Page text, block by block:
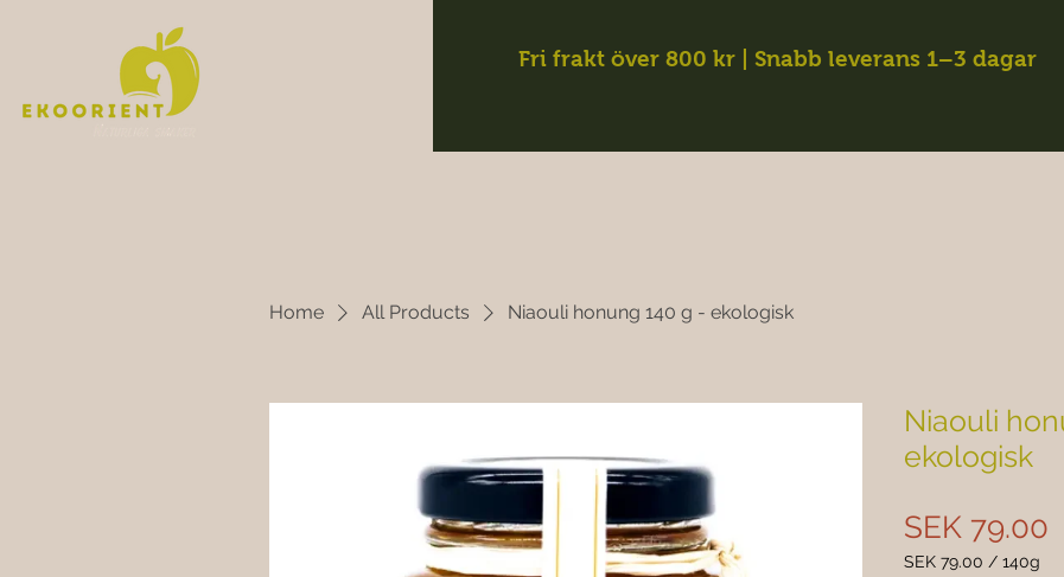
Fri frakt över 800 kr | Snabb leverans 1–3 dagar
Home All Products Niaouli honung 140 g - ekologisk
Niaouli
ekologisk
SEK 79.00
SEK 79.00 / 140g